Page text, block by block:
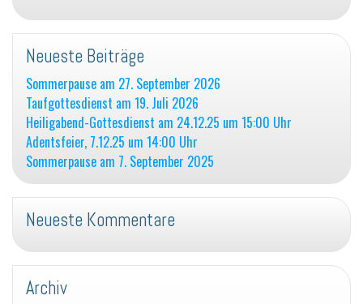
Neueste Beiträge
Sommerpause am 27. September 2026
Taufgottesdienst am 19. Juli 2026
Heiligabend-Gottesdienst am 24.12.25 um 15:00 Uhr
Adentsfeier, 7.12.25 um 14:00 Uhr
Sommerpause am 7. September 2025
Neueste Kommentare
Archiv